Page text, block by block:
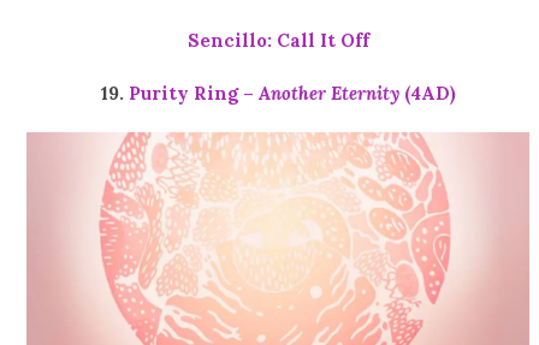
Sencillo: Call It Off
19. Purity Ring – Another Eternity(4AD)